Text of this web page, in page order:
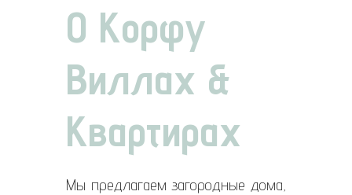
О Корфу
Виллах &
Квартирах
Мы предлагаем загородные дома,